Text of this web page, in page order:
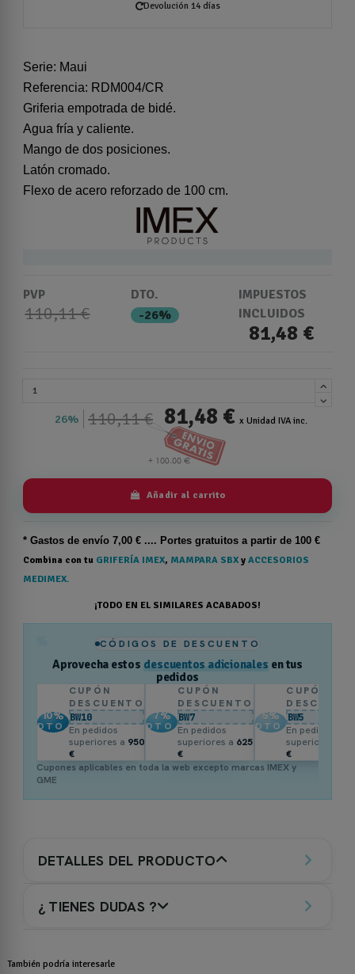
Devolución 14 días
Serie: Maui
Referencia: RDM004/CR
Griferia empotrada de bidé.
Agua fría y caliente.
Mango de dos posiciones.
Latón cromado.
Flexo de acero reforzado de 100 cm.
PVP
110,11 €
DTO.
-26%
IMPUESTOS
INCLUIDOS
81,48 €
26% 110,11 € 81,48 € x Unidad IVA inc.
Añadir al carrito
* Gastos de envío 7,00 € .... Portes gratuitos a partir de 100 €
Combina con tu GRIFERÍA IMEX, MAMPARA SBX y ACCESORIOS
MEDIMEX.
¡TODO EN EL SIMILARES ACABADOS!
CÓDIGOS DE DESCUENTO
Aprovecha estos descuentos adicionales en tus
pedidos
10%
DTO.
CUPÓN
DESCUENTO
BW10
En pedidos
superiores a 950
€
7%
DTO.
CUPÓN
DESCUENTO
BW7
En pedidos
superiores a 625
€
5%
DTO.
CUPÓN
BW5
En pedidos
superiores a
€
Cupones aplicables en toda la web excepto marcas IMEX y
GME
DETALLES DEL PRODUCTO
¿ TIENES DUDAS ?
También podría interesarle